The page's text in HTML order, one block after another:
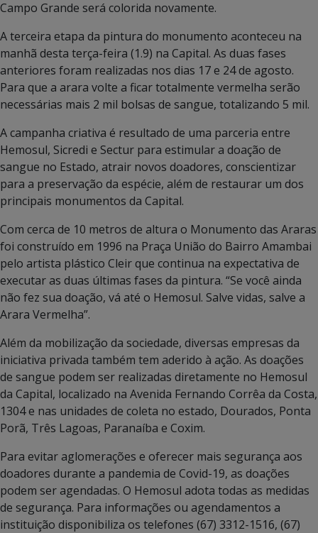
Campo Grande será colorida novamente.
A terceira etapa da pintura do monumento aconteceu na
manhã desta terça-feira (1.9) na Capital. As duas fases
anteriores foram realizadas nos dias 17 e 24 de agosto.
Para que a arara volte a ficar totalmente vermelha serão
necessárias mais 2 mil bolsas de sangue, totalizando 5 mil.
A campanha criativa é resultado de uma parceria entre
Hemosul, Sicredi e Sectur para estimular a doação de
sangue no Estado, atrair novos doadores, conscientizar
para a preservação da espécie, além de restaurar um dos
principais monumentos da Capital.
Com cerca de 10 metros de altura o Monumento das Araras
foi construído em 1996 na Praça União do Bairro Amambai
pelo artista plástico Cleir que continua na expectativa de
executar as duas últimas fases da pintura. “Se você ainda
não fez sua doação, vá até o Hemosul. Salve vidas, salve a
Arara Vermelha”.
Além da mobilização da sociedade, diversas empresas da
iniciativa privada também tem aderido à ação. As doações
de sangue podem ser realizadas diretamente no Hemosul
da Capital, localizado na Avenida Fernando Corrêa da Costa,
1304 e nas unidades de coleta no estado, Dourados, Ponta
Porã, Três Lagoas, Paranaíba e Coxim.
Para evitar aglomerações e oferecer mais segurança aos
doadores durante a pandemia de Covid-19, as doações
podem ser agendadas. O Hemosul adota todas as medidas
de segurança. Para informações ou agendamentos a
instituição disponibiliza os telefones (67) 3312-1516, (67)